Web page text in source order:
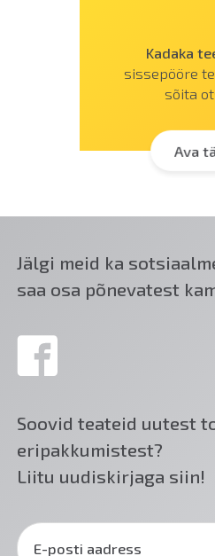
Kadaka
sissepööre
sõita
Ava
Jälgi meid ka
saa osa põnevatest
Soovid teateid uutest
eripakkumistest?
Liitu uudiskirjaga siin!